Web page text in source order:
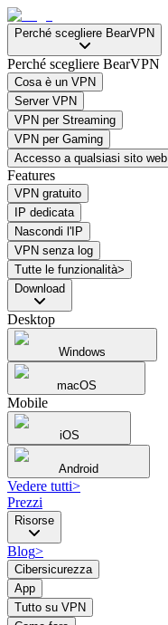
Perché scegliere BearVPN
Perché scegliere BearVPN
Cosa è un VPN
Server VPN
VPN per Streaming
VPN per Gaming
Accesso a qualsiasi sito web
Features
VPN gratuito
IP dedicata
Nascondi l'IP
VPN senza log
Tutte le funzionalità>
Download
Desktop
Windows
macOS
Mobile
iOS
Android
Vedere tutti>
Prezzi
Risorse
Blog>
Cibersicurezza
App
Tutto su VPN